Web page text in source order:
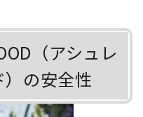
（アシュレ
の安全性